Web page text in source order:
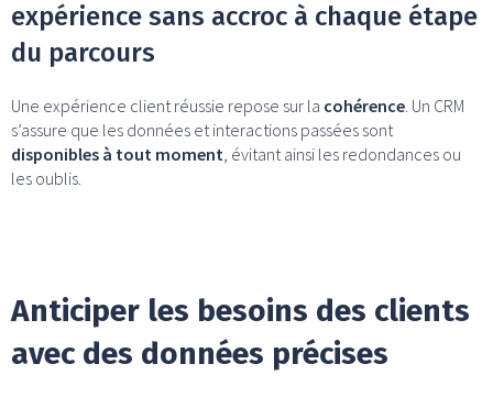
expérience sans accroc à chaque étape
du parcours
Une expérience client réussie repose sur la cohérence. Un CRM
s’assure que les données et interactions passées sont
disponibles à tout moment, évitant ainsi les redondances ou
les oublis.
Anticiper les besoins des clients
avec des données précises